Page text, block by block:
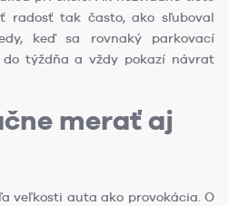
radosť tak často, ako sľuboval
keď sa rovnaký parkovací
týždňa a vždy pokazí návrat
merať aj
veľkosti auta ako provokácia. O